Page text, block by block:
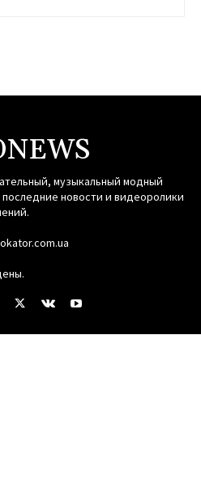
музыкальный модный
новости и видеоролики